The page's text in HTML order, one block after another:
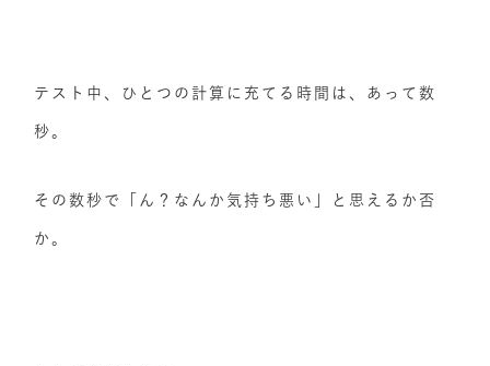
テスト中、ひとつの計算に充てる時間は、あって数
秒。
その数秒で「ん？なんか気持ち悪い」と思えるか否
か。